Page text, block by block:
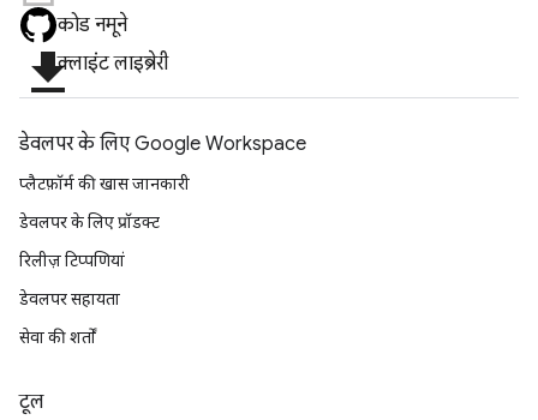
कोड नमूने
file_downloadक्लाइंट लाइब्रेरी
डेवलपर के लिए Google Workspace
प्लैटफ़ॉर्म की खास जानकारी
डेवलपर के लिए प्रॉडक्ट
रिलीज़ टिप्पणियां
डेवलपर सहायता
सेवा की शर्तों
टूल